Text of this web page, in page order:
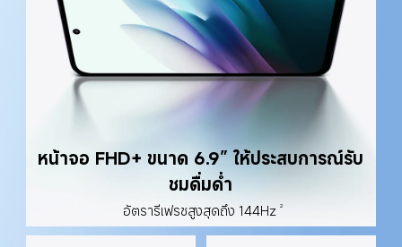
หน้าจอ FHD+ ขนาด 6.9” ให้ประสบการณ์รับ
ชมดื่มด่ำ
อัตรารีเฟรชสูงสุดถึง 144Hz 2